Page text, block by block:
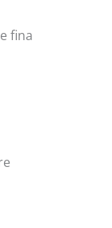
fina